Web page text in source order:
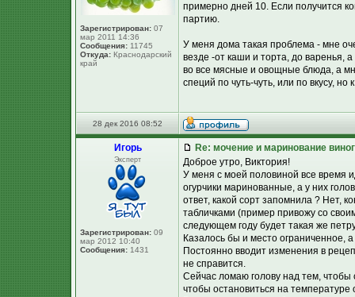
Зарегистрирован: 07
мар 2011 14:36
Сообщения: 11745
Откуда: Краснодарский
край
примерно дней 10. Если получится
партию.
У меня дома такая проблема - мне
везде -от каши и торта, до варенья,
во все мясные и овощные блюда, а
специй по чуть-чуть, или по вкусу, но
28 дек 2016 08:52
Игорь
Эксперт
Зарегистрирован: 09
мар 2012 10:40
Сообщения: 1431
Re: мочение и маринование
Доброе утро, Виктория!
У меня с моей половиной все время
огурчики маринованные, а у них
ответ, какой сорт запомнила ? Нет,
табличками (пример привожу со
следующем году будет такая же
Казалось бы и место ограниченное,
Постоянно вводит изменения в
не справится.
Сейчас ломаю голову над тем,
чтобы остановиться на